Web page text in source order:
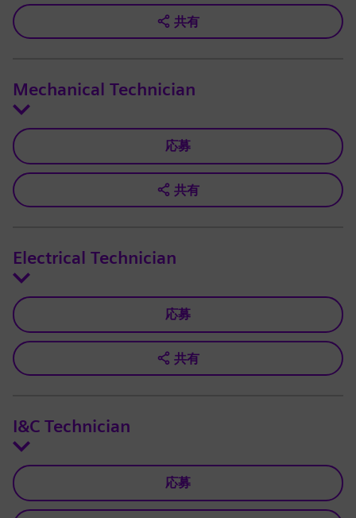
共有
Mechanical Technician
応募
共有
Electrical Technician
応募
共有
I&C Technician
応募